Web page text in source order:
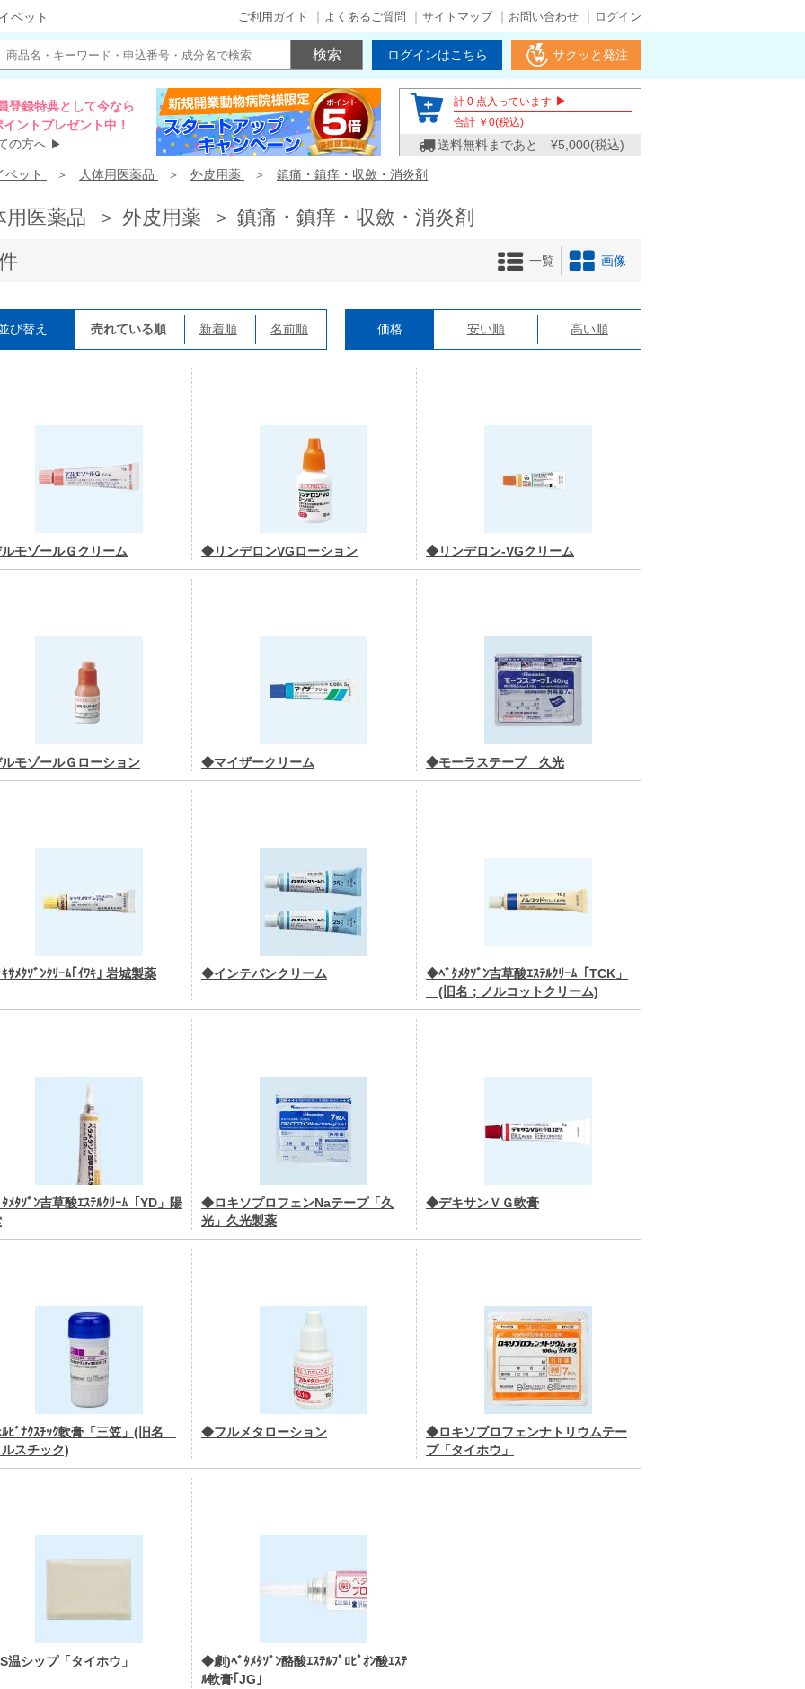
ベット ご利用ガイド よくあるご質問 サイトマップ お問い合わせ ログイン
ログインはこちら サクッと発注
登録特典として今なら
ントプレゼント中！
の方へ ▶
計 0 点入っています ▶
合計 ￥ 0(税込)
送料無料まであと ¥5,000(税込)
ベット 人体用医薬品 外皮用薬 鎮痛・鎮痒・収斂・消炎剤
用医薬品 ＞ 外皮用薬 ＞ 鎮痛・鎮痒・収斂・消炎剤
一覧 画像
び替え 売れている順 新着順 名前順 価格 安い順 高い順
モゾールＧクリーム ◆リンデロンVGローション ◆リンデロン-VGクリーム
モゾールＧローション ◆マイザークリーム ◆モーラステープ 久光
ｻﾒﾀｿﾞﾝｸﾘｰﾑ｢ｲﾜｷ｣ 岩城製薬 ◆インテバンクリーム
◆ﾍﾞﾀﾒﾀｿﾞﾝ吉草酸ｴｽﾃﾙｸﾘｰﾑ「TCK」
(旧名；ノルコットクリーム)
ﾒﾀｿﾞﾝ吉草酸ｴｽﾃﾙｸﾘｰﾑ「YD」陽
◆ロキソプロフェンNaテープ「久
光」久光製薬
◆デキサンＶＧ軟膏
ﾋﾞﾅｸｽﾁｯｸ軟膏「三笠」(旧名
スチック)
◆フルメタローション
◆ロキソプロフェンナトリウムテー
プ「タイホウ」
シップ「タイホウ」
◆劇)ﾍﾞﾀﾒﾀｿﾞﾝ酪酸ｴｽﾃﾙﾌﾟﾛﾋﾟｵﾝ酸ｴｽﾃ
ﾙ軟膏｢JG｣